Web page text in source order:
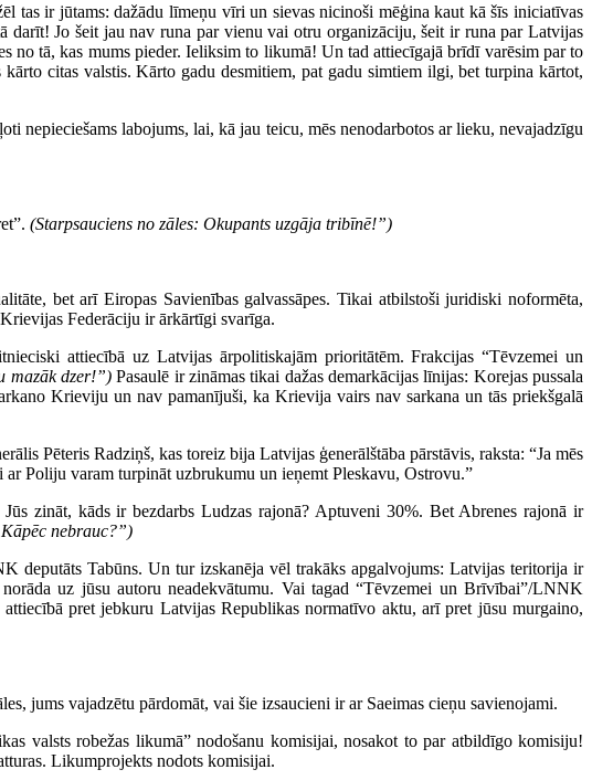
ir jūtams: dažādu līmeņu vīri un sievas nicinoši mēģina kaut kā šīs iniciatīvas
darīt! Jo šeit jau nav runa par vienu vai otru organizāciju, šeit ir runa par Latvijas
no tā, kas mums pieder. Ieliksim to likumā! Un tad attiecīgajā brīdī varēsim par to
citas valstis. Kārto gadu desmitiem, pat gadu simtiem ilgi, bet turpina kārtot,
nepieciešams labojums, lai, kā jau teicu, mēs nenodarbotos ar lieku, nevajadzīgu
(Starpsauciens no zāles: Okupants uzgāja tribīnē!”)
bet arī Eiropas Savienības galvassāpes. Tikai atbilstoši juridiski noformēta,
Krievijas Federāciju ir ārkārtīgi svarīga.
attiecībā uz Latvijas ārpolitiskajām prioritātēm. Frakcijas “Tēvzemei un
mazāk dzer!”)Pasaulē ir zināmas tikai dažas demarkācijas līnijas: Korejas pussala
Krieviju un nav pamanījuši, ka Krievija vairs nav sarkana un tās priekšgalā
Pēteris Radziņš, kas toreiz bija Latvijas ģenerālštāba pārstāvis, raksta: “Ja mēs
Poliju varam turpināt uzbrukumu un ieņemt Pleskavu, Ostrovu.”
zināt, kāds ir bezdarbs Ludzas rajonā? Aptuveni 30%. Bet Abrenes rajonā ir
nebrauc?”)
deputāts Tabūns. Un tur izskanēja vēl trakāks apgalvojums: Latvijas teritorija ir
uz jūsu autoru neadekvātumu. Vai tagad “Tēvzemei un Brīvībai”/LNNK
pret jebkuru Latvijas Republikas normatīvo aktu, arī pret jūsu murgaino,
jums vajadzētu pārdomāt, vai šie izsaucieni ir ar Saeimas cieņu savienojami.
valsts robežas likumā” nodošanu komisijai, nosakot to par atbildīgo komisiju!
Likumprojekts nodots komisijai.